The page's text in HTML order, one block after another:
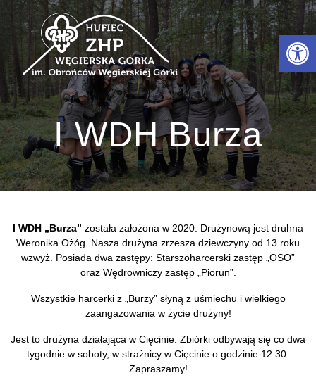
Przejdź
do
treści
I WDH Burza
I WDH „Burza” została założona w 2020. Drużynową jest druhna
Weronika Ożóg. Nasza drużyna zrzesza dziewczyny od 13 roku
wzwyż. Posiada dwa zastępy: Starszoharcerski zastęp „OSO”
oraz Wędrowniczy zastęp „Piorun”.
Wszystkie harcerki z „Burzy” słyną z uśmiechu i wielkiego
zaangażowania w życie drużyny!
Jest to drużyna działająca w Cięcinie. Zbiórki odbywają się co dwa
tygodnie w soboty, w strażnicy w Cięcinie o godzinie 12:30.
Zapraszamy!